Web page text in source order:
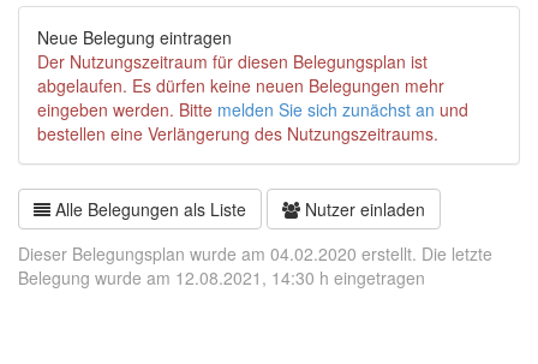
Neue Belegung eintragen
Der Nutzungszeitraum für diesen Belegungsplan ist
abgelaufen. Es dürfen keine neuen Belegungen mehr
eingeben werden. Bitte melden Sie sich zunächst an und
bestellen eine Verlängerung des Nutzungszeitraums.
Alle Belegungen als Liste
Nutzer einladen
Dieser Belegungsplan wurde am 04.02.2020 erstellt. Die letzte
Belegung wurde am 12.08.2021, 14:30 h eingetragen